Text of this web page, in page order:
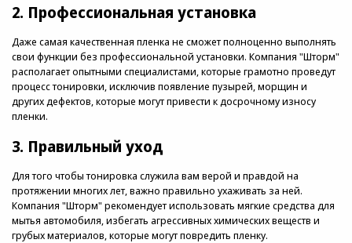
2. Профессиональная установка
Даже самая качественная пленка не сможет полноценно выполнять
свои функции без профессиональной установки. Компания "Шторм"
располагает опытными специалистами, которые грамотно проведут
процесс тонировки, исключив появление пузырей, морщин и
других дефектов, которые могут привести к досрочному износу
пленки.
3. Правильный уход
Для того чтобы тонировка служила вам верой и правдой на
протяжении многих лет, важно правильно ухаживать за ней.
Компания "Шторм" рекомендует использовать мягкие средства для
мытья автомобиля, избегать агрессивных химических веществ и
грубых материалов, которые могут повредить пленку.